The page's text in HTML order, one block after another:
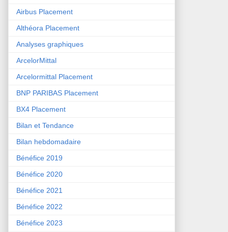
Airbus Placement
Althéora Placement
Analyses graphiques
ArcelorMittal
Arcelormittal Placement
BNP PARIBAS Placement
BX4 Placement
Bilan et Tendance
Bilan hebdomadaire
Bénéfice 2019
Bénéfice 2020
Bénéfice 2021
Bénéfice 2022
Bénéfice 2023